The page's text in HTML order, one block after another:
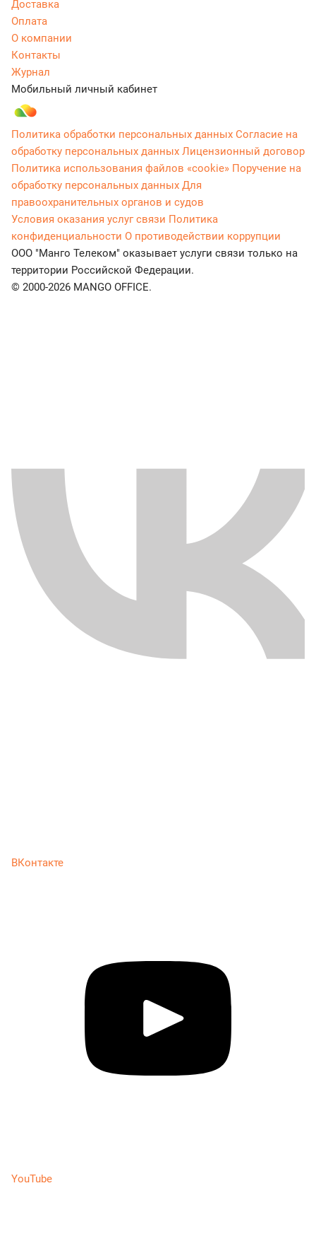
Доставка
Оплата
О компании
Контакты
Журнал
Мобильный личный кабинет
Политика обработки персональных данных Согласие на
обработку персональных данных Лицензионный договор
Политика использования файлов «cookie» Поручение на
обработку персональных данных Для
правоохранительных органов и судов
Условия оказания услуг связи Политика
конфиденциальности О противодействии коррупции
ООО "Манго Телеком" оказывает услуги связи только на
территории Российской Федерации.
© 2000-2026 MANGO OFFICE.
ВКонтакте
YouTube